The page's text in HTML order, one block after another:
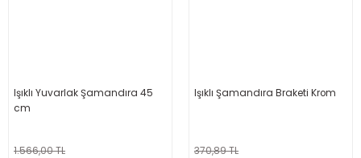
Işıklı Yuvarlak Şamandıra 45
cm
1.566,00 TL
Işıklı Şamandıra Braketi Krom
370,89 TL